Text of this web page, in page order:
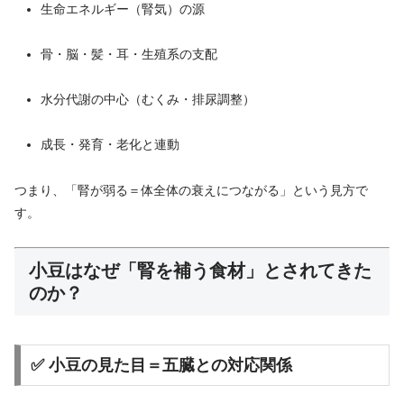
生命エネルギー（腎気）の源
骨・脳・髪・耳・生殖系の支配
水分代謝の中心（むくみ・排尿調整）
成長・発育・老化と連動
つまり、「腎が弱る＝体全体の衰えにつながる」という見方で
す。
小豆はなぜ「腎を補う食材」とされてきた
のか？
✅ 小豆の見た目＝五臓との対応関係